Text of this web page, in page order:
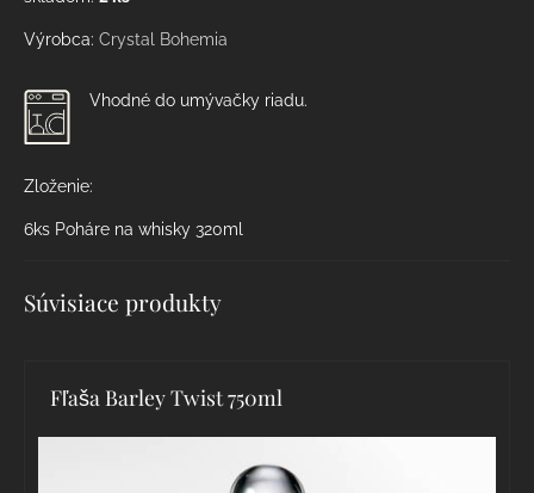
Výrobca: Crystal Bohemia
Vhodné do umývačky riadu.
Zloženie:
6ks Poháre na whisky 320ml
Súvisiace produkty
Fľaša Barley Twist 750ml